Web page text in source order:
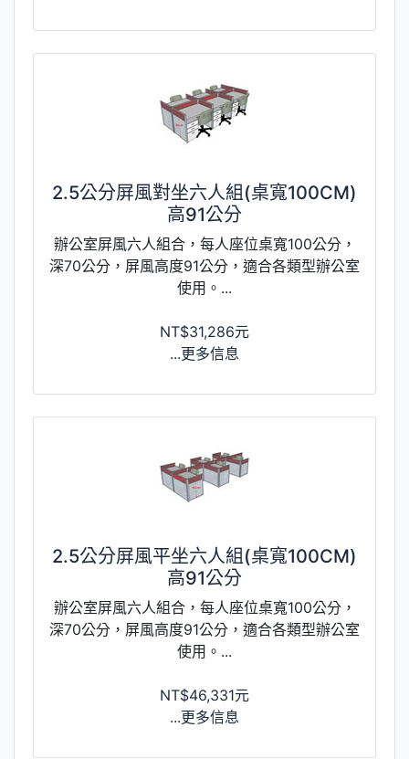
2.5公分屏風對坐六人組(桌寬100CM)
高91公分
辦公室屏風六人組合，每人座位桌寬100公分，
深70公分，屏風高度91公分，適合各類型辦公室
使用。...
NT$31,286元
...更多信息
2.5公分屏風平坐六人組(桌寬100CM)
高91公分
辦公室屏風六人組合，每人座位桌寬100公分，
深70公分，屏風高度91公分，適合各類型辦公室
使用。...
NT$46,331元
...更多信息